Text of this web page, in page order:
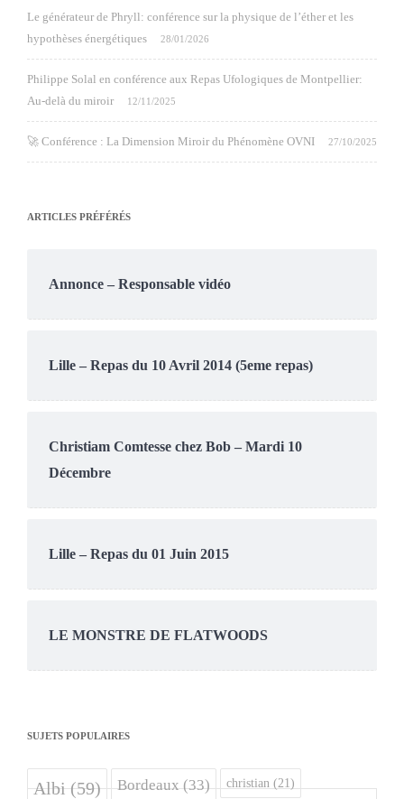
Le générateur de Phryll: conférence sur la physique de l’éther et les
hypothèses énergétiques
28/01/2026
Philippe Solal en conférence aux Repas Ufologiques de Montpellier:
Au-delà du miroir
12/11/2025
🚀 Conférence : La Dimension Miroir du Phénomène OVNI 27/10/2025
ARTICLES PRÉFÉRÉS
Annonce – Responsable vidéo
Lille – Repas du 10 Avril 2014 (5eme repas)
Christiam Comtesse chez Bob – Mardi 10
Décembre
Lille – Repas du 01 Juin 2015
LE MONSTRE DE FLATWOODS
SUJETS POPULAIRES
Albi(59) Bordeaux(33) christian (21)